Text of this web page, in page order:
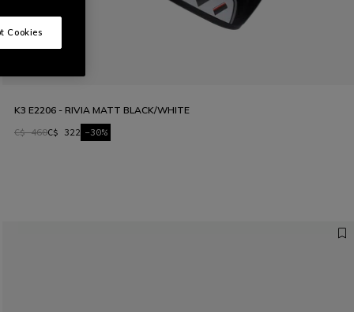
K3 E2206 - RIVIA MATT BLACK/WHITE
C$ 460C$ 322 -30%
Cookies